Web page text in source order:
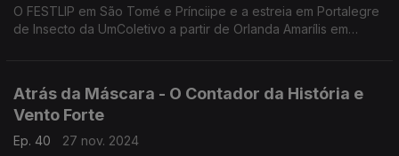
O FESTLIP em São Tomé e Prínciipe e a estreia em Portalegre
de Insecto da UmColetivo a partir de Orlanda Amarílis em
Atrás da Máscara - O Contador da História e
Vento Forte
Ep. 40
27 nov. 2024